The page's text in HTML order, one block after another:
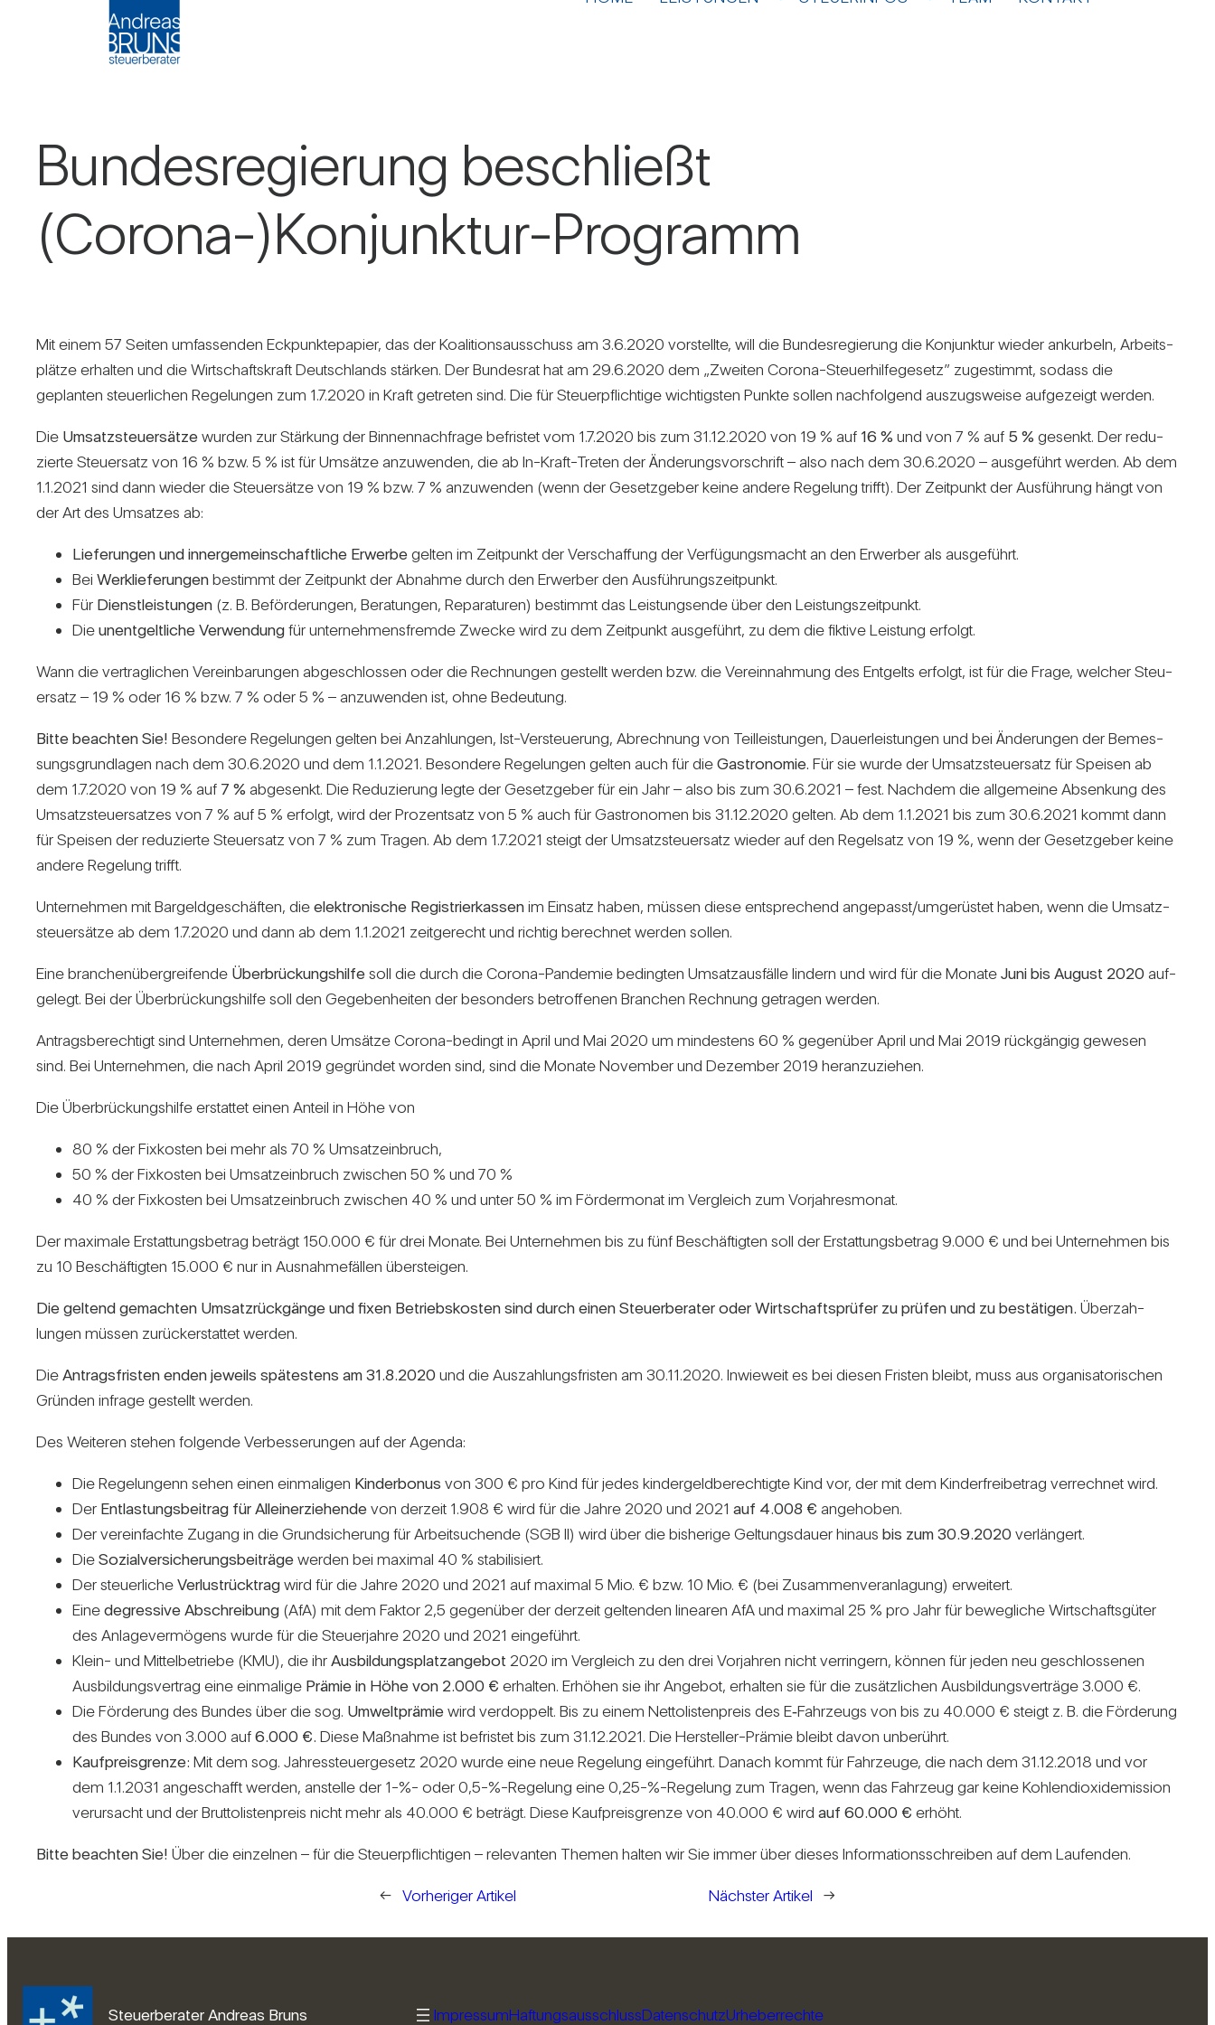
Bun­des­re­gie­rung beschließt
(Corona-)Konjunktur-Programm
Mit einem 57 Seiten umfas­senden Eck­punk­te­pa­pier, das der Koali­ti­ons­aus­schuss am 3.6.2020 vor­stellte, will die Bun­des­re­gie­rung die Kon­junktur wieder ankur­beln, Arbeits­
plätze erhalten und die Wirt­schafts­kraft Deutsch­lands stärken. Der Bun­desrat hat am 29.6.2020 dem „Zweiten Corona-Steu­er­hil­fe­ge­setz” zuge­stimmt, sodass die
geplanten steu­er­li­chen Rege­lungen zum 1.7.2020 in Kraft getreten sind. Die für Steu­er­pflich­tige wich­tigsten Punkte sollen nach­fol­gend aus­zugs­weise auf­ge­zeigt werden.
Die Umsatz­steu­er­sätzewurden zur Stär­kung der Bin­nen­nach­frage befristet vom 1.7.2020 bis zum 31.12.2020 von 19 % auf 16 % und von 7 % auf 5 % gesenkt. Der redu­
zierte Steu­er­satz von 16 % bzw. 5 % ist für Umsätze anzu­wenden, die ab In-Kraft-Treten der Ände­rungs­vor­schrift – also nach dem 30.6.2020 – aus­ge­führt werden. Ab dem
1.1.2021 sind dann wieder die Steu­er­sätze von 19 % bzw. 7 % anzu­wenden (wenn der Gesetz­geber keine andere Rege­lung trifft). Der Zeit­punkt der Aus­füh­rung hängt von
der Art des Umsatzes ab:
Lie­fe­rungen und inner­ge­mein­schaft­liche Erwerbegelten im Zeit­punkt der Ver­schaf­fung der Ver­fü­gungs­macht an den Erwerber als aus­ge­führt.
Bei Werk­lie­fe­rungenbestimmt der Zeit­punkt der Abnahme durch den Erwerber den Aus­füh­rungs­zeit­punkt.
Für Dienst­leis­tungen (z. B. Beför­de­rungen, Bera­tungen, Repa­ra­turen) bestimmt das Leis­tungs­ende über den Leis­tungs­zeit­punkt.
Dieunent­gelt­liche Ver­wen­dungfür unter­neh­mens­fremde Zwecke wird zu dem Zeit­punkt aus­ge­führt, zu dem die fik­tive Leis­tung erfolgt.
Wann die ver­trag­li­chen Ver­ein­ba­rungen abge­schlossen oder die Rech­nungen gestellt werden bzw. die Ver­ein­nah­mung des Ent­gelts erfolgt, ist für die Frage, wel­cher Steu­
er­satz – 19 % oder 16 % bzw. 7 % oder 5 % – anzu­wenden ist, ohne Bedeu­tung.
Bitte beachten Sie! Beson­dere Rege­lungen gelten bei Anzah­lungen, Ist-Ver­steue­rung, Abrech­nung von Teil­leis­tungen, Dau­er­leis­tungen und bei Ände­rungen der Bemes­
sungs­grund­lagen nach dem 30.6.2020 und dem 1.1.2021. Beson­dere Rege­lungen gelten auch für dieGas­tro­nomie. Für sie wurde der Umsatz­steu­er­satz für Speisen ab
dem 1.7.2020 von 19 % auf 7 % abge­senkt. Die Redu­zie­rung legte der Gesetz­geber für ein Jahr – also bis zum 30.6.2021 – fest. Nachdem die all­ge­meine Absen­kung des
Umsatz­steu­er­satzes von 7 % auf 5 % erfolgt, wird der Pro­zent­satz von 5 % auch für Gas­tro­nomen bis 31.12.2020 gelten. Ab dem 1.1.2021 bis zum 30.6.2021 kommt dann
für Speisen der redu­zierte Steu­er­satz von 7 % zum Tragen. Ab dem 1.7.2021 steigt der Umsatz­steu­er­satz wieder auf den Regel­satz von 19 %, wenn der Gesetz­geber keine
andere Rege­lung trifft.
Unter­nehmen mit Bar­geld­ge­schäften, dieelek­tro­ni­sche Regis­trier­kassenim Ein­satz haben, müssen diese ent­spre­chend angepasst/​umgerüstet haben, wenn die Umsatz­
steu­er­sätze ab dem 1.7.2020 und dann ab dem 1.1.2021 zeit­ge­recht und richtig berechnet werden sollen.
Eine bran­chen­über­grei­fende Über­brü­ckungs­hilfesoll die durch die Corona-Pan­demie bedingten Umsatz­aus­fälle lin­dern und wird für die MonateJuni bis August 2020 auf­
ge­legt. Bei der Über­brü­ckungs­hilfe soll den Gege­ben­heiten der beson­ders betrof­fenen Bran­chen Rech­nung getragen werden.
Antrags­be­rech­tigt sind Unter­nehmen, deren Umsätze Corona-bedingt in April und Mai 2020 um min­des­tens 60 % gegen­über April und Mai 2019 rück­gängig gewesen
sind. Bei Unter­nehmen, die nach April 2019 gegründet worden sind, sind die Monate November und Dezember 2019 her­an­zu­ziehen.
Die Über­brü­ckungs­hilfe erstattet einen Anteil in Höhe von
80 % der Fix­kosten bei mehr als 70 % Umsatz­ein­bruch,
50 % der Fix­kosten bei Umsatz­ein­bruch zwi­schen 50 % und 70 %
40 % der Fix­kosten bei Umsatz­ein­bruch zwi­schen 40 % und unter 50 % im För­der­monat im Ver­gleich zum Vor­jah­res­monat.
Der maxi­male Erstat­tungs­be­trag beträgt 150.000 € für drei Monate. Bei Unter­nehmen bis zu fünf Beschäf­tigten soll der Erstat­tungs­be­trag 9.000 € und bei Unter­nehmen bis
zu 10 Beschäf­tigten 15.000 € nur in Aus­nah­me­fällen über­steigen.
Die gel­tend gemachten Umsatz­rück­gänge und fixen Betriebs­kosten sind durch einen Steu­er­be­rater oder Wirt­schafts­prüfer zu prüfen und zu bestä­tigen. Über­zah­
lungen müssen zurück­er­stattet werden.
DieAntrags­fristen enden jeweils spä­tes­tens am 31.8.2020 und die Aus­zah­lungs­fristen am 30.11.2020. Inwie­weit es bei diesen Fristen bleibt, muss aus orga­ni­sa­to­ri­schen
Gründen infrage gestellt werden.
Des Wei­teren stehen fol­gende Ver­bes­se­rungen auf der Agenda:
Die Rege­lun­genn sehen einen ein­ma­ligen Kin­der­bonus von 300 € pro Kind für jedes kin­der­geld­be­rech­tigte Kind vor, der mit dem Kin­der­frei­be­trag ver­rechnet wird.
Der Ent­las­tungs­bei­trag für Allein­er­zie­hendevon der­zeit 1.908 € wird für die Jahre 2020 und 2021 auf 4.008 € ange­hoben.
Der ver­ein­fachte Zugang in die Grund­si­che­rung für Arbeit­su­chende (SGB II) wird über die bis­he­rige Gel­tungs­dauer hinaus bis zum 30.9.2020 ver­län­gert.
DieSozi­al­ver­si­che­rungs­bei­trägewerden bei maximal 40 % sta­bi­li­siert.
Der steu­er­licheVer­lust­rück­tragwird für die Jahre 2020 und 2021 auf maximal 5 Mio. € bzw. 10 Mio. € (bei Zusam­men­ver­an­la­gung) erwei­tert.
Einedegres­sive Abschrei­bung (AfA) mit dem Faktor 2,5 gegen­über der der­zeit gel­tenden linearen AfA und maximal 25 % pro Jahr für beweg­liche Wirt­schafts­güter
des Anla­ge­ver­mö­gens wurde für die Steu­er­jahre 2020 und 2021 ein­ge­führt.
Klein- und Mit­tel­be­triebe (KMU), die ihrAus­bil­dungs­platz­an­gebot 2020 im Ver­gleich zu den drei Vor­jahren nicht ver­rin­gern, können für jeden neu geschlos­senen
Aus­bil­dungs­ver­trag eine ein­ma­lige Prämie in Höhe von 2.000 € erhalten. Erhöhen sie ihr Angebot, erhalten sie für die zusätz­li­chen Aus­bil­dungs­ver­träge 3.000 €.
Die För­de­rung des Bundes über die sog. Umwelt­prämiewird ver­dop­pelt. Bis zu einem Net­to­lis­ten­preis des E‑Fahrzeugs von bis zu 40.000 € steigt z. B. die För­de­rung
des Bundes von 3.000 auf6.000 €. Diese Maß­nahme ist befristet bis zum 31.12.2021. Die Her­steller-Prämie bleibt davon unbe­rührt.
Kauf­preis­grenze: Mit dem sog. Jah­res­steu­er­ge­setz 2020 wurde eine neue Rege­lung ein­ge­führt. Danach kommt für Fahr­zeuge, die nach dem 31.12.2018 und vor
dem 1.1.2031 ange­schafft werden, anstelle der 1-%- oder 0,5-%-Regelung eine 0,25-%-Regelung zum Tragen, wenn das Fahr­zeug gar keine Koh­len­di­oxid­emis­sion
ver­ur­sacht und der Brut­to­lis­ten­preis nicht mehr als 40.000 € beträgt. Diese Kauf­preis­grenze von 40.000 € wird auf 60.000 € erhöht.
Bitte beachten Sie! Über die ein­zelnen – für die Steu­er­pflich­tigen – rele­vanten Themen halten wir Sie immer über dieses Infor­ma­ti­ons­schreiben auf dem Lau­fenden.
← Vorheriger Artikel Nächster Artikel →
Steuerberater Andreas Bruns ImpressumHaftungsausschlussDatenschutzUrheberrechte